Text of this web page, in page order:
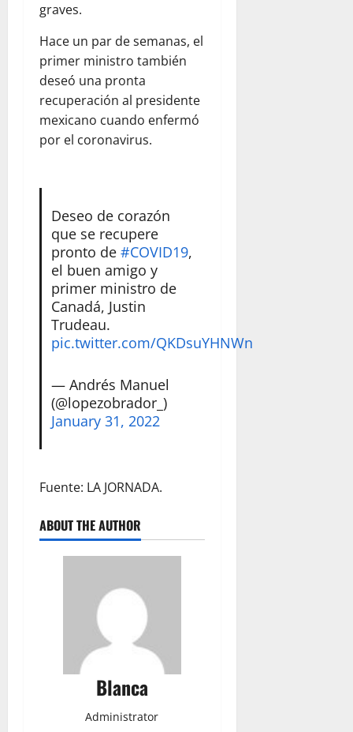
graves.
Hace un par de semanas, el
primer ministro también
deseó una pronta
recuperación al presidente
mexicano cuando enfermó
por el coronavirus.
Deseo de corazón
que se recupere
pronto de #COVID19,
el buen amigo y
primer ministro de
Canadá, Justin
Trudeau.
pic.twitter.com/QKDsuYHNWn
— Andrés Manuel
(@lopezobrador_)
January 31, 2022
Fuente: LA JORNADA.
ABOUT THE AUTHOR
Blanca
Administrator